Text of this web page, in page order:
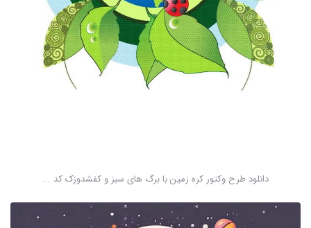
دانلود طرح وکتور کره زمین با برگ های سبز و کفشدوزک کد ...